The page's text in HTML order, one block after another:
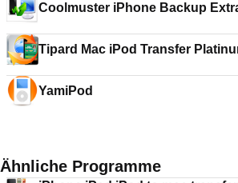
Coolmuster iPhone Backup
Tipard Mac iPod Transfer
YamiPod
Ähnliche Programme